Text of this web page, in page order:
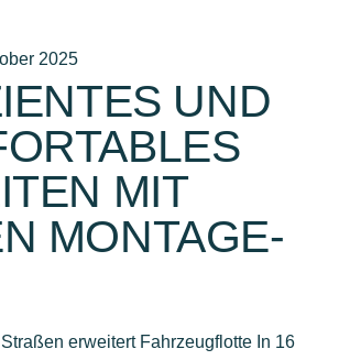
2025
UND
MIT
MONTAGE-
erweitert Fahrzeugflotte In 16